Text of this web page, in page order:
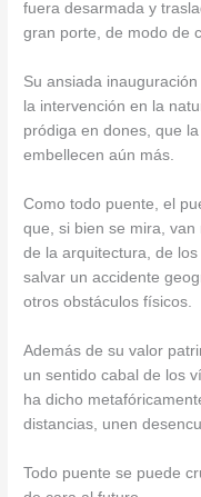
fuera desarmada y
gran porte, de modo de
Su ansiada
la intervención en la
pródiga en dones, que
embellecen aún más.
Como todo puente, el
que, si bien se mira,
de la arquitectura, de
salvar un accidente
otros obstáculos físicos.
Además de su valor
un sentido cabal de los
ha dicho
distancias, unen
Todo puente se puede